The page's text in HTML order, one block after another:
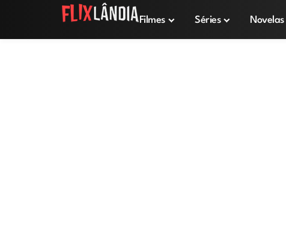
Filmes Séries Novelas